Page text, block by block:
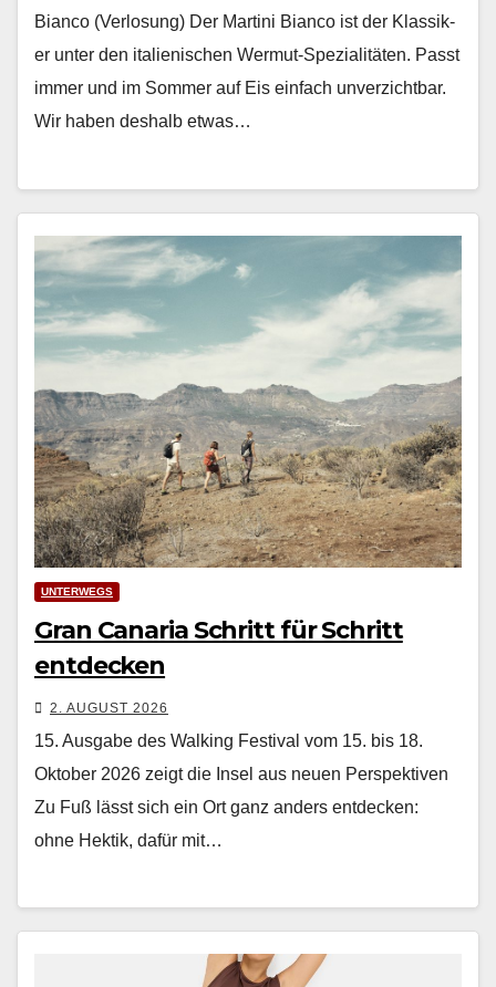
Bianco (Verlosung) Der Mar­ti­ni Bian­co ist der Klas­sik­
er unter den ital­ienis­chen Wer­mut-Spezial­itäten. Passt
immer und im Som­mer auf Eis ein­fach unverzicht­bar.
Wir haben deshalb etwas…
UNTERWEGS
Gran Canaria Schritt für Schritt
entdecken
2. AUGUST 2026
15. Ausgabe des Walking Festival vom 15. bis 18.
Oktober 2026 zeigt die Insel aus neuen Perspektiven
Zu Fuß lässt sich ein Ort ganz anders ent­deck­en:
ohne Hek­tik, dafür mit…